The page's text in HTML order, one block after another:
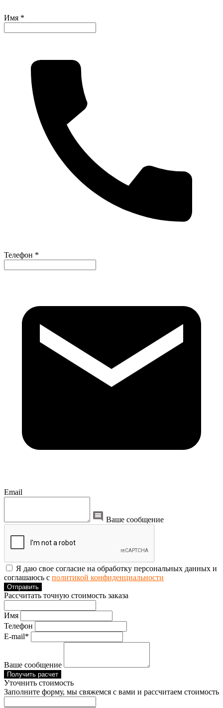
Имя *
Телефон *
Email
Ваше сообщение
Я даю свое согласие на обработку персональных данных и
соглашаюсь с политикой конфиденциальности
Отправить
Рассчитать точную стоимость заказа
Имя
Телефон
E-mail*
Ваше сообщение
Получить расчет
Уточнить стоимость
Заполните форму, мы свяжемся с вами и рассчитаем стоимость